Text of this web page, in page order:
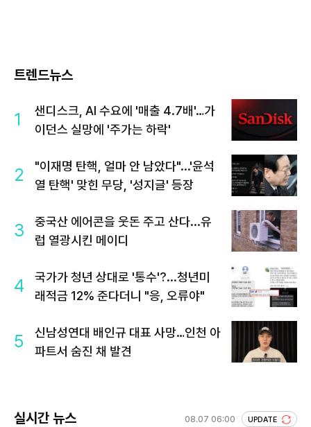
트렌드뉴스
1
샌디스크, AI 수요에 '매출 4.7배'…가
이던스 실망에 '주가는 하락'
2
"이재명 탄핵, 얼마 안 남았다"...'윤석
열 탄핵' 맞힌 무당, '성지글' 등장
3
중국산 에어콘을 웃돈 주고 산다...유
럽 열광시킨 메이디
4
국가가 청년 상대로 '통수'?...청년미
래적금 12% 준다더니 "응, 오류야"
5
신남성연대 배인규 대표 사망…인천 아
파트서 숨진 채 발견
실시간 뉴스 08.07 06:00 UPDATE